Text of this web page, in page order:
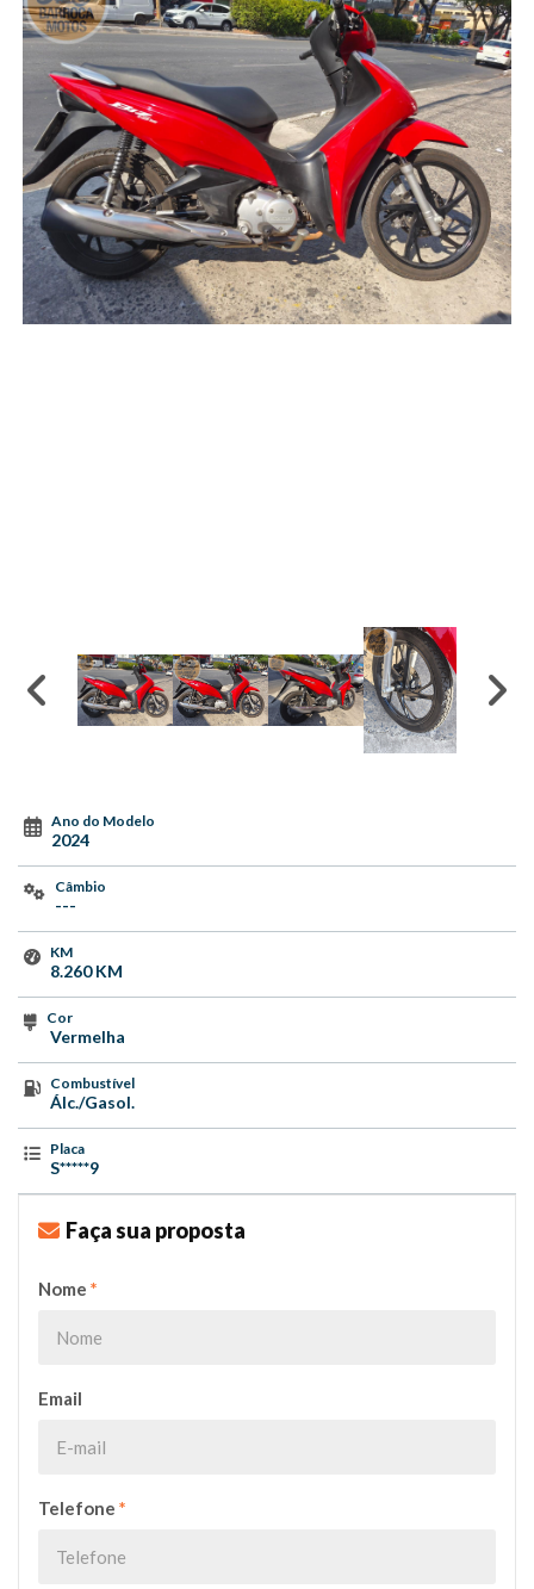
Ano do Modelo
2024
Câmbio
---
KM
8.260 KM
Cor
Vermelha
Combustível
Álc./Gasol.
Placa
S*****9
Faça sua proposta
Nome *
Email
Telefone *